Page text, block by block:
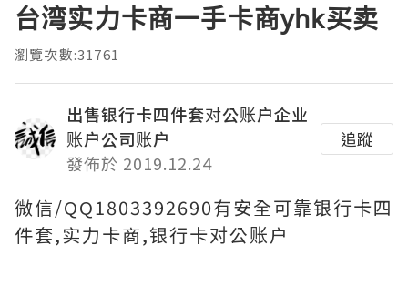
台湾实力卡商一手卡商yhk买卖
瀏覽次數:31761
出售银行卡四件套对公账户企业
账户公司账户
發佈於 2019.12.24
追蹤
微信/QQ1803392690有安全可靠银行卡四
件套,实力卡商,银行卡对公账户